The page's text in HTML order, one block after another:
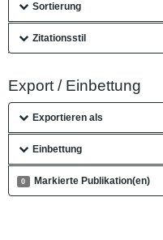
Sortierung
Zitationsstil
Export / Einbettung
Exportieren als
Einbettung
0 Markierte Publikation(en)